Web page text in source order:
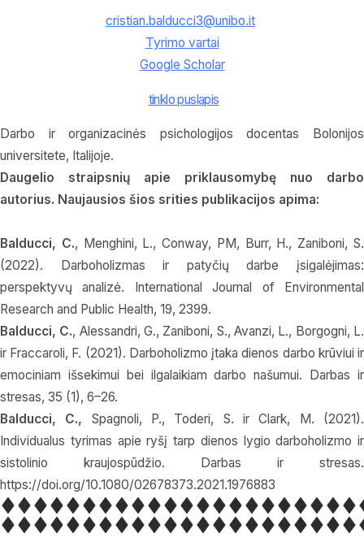
cristian.balducci3@unibo.it
Tyrimo vartai
Google Scholar
tinklo puslapis
Darbo ir organizacinės psichologijos docentas Bolonijos
universitete, Italijoje.
Daugelio straipsnių apie priklausomybę nuo darbo
autorius. Naujausios šios srities publikacijos apima:
Balducci, C., Menghini, L., Conway, PM, Burr, H., Zaniboni, S.
(2022). Darboholizmas ir patyčių darbe įsigalėjimas:
perspektyvų analizė. International Journal of Environmental
Research and Public Health, 19, 2399.
Balducci, C., Alessandri, G., Zaniboni, S., Avanzi, L., Borgogni, L.
ir Fraccaroli, F. (2021). Darboholizmo įtaka dienos darbo krūviui ir
emociniam išsekimui bei ilgalaikiam darbo našumui. Darbas ir
stresas, 35 (1), 6–26.
Balducci, C., Spagnoli, P., Toderi, S. ir Clark, M. (2021).
Individualus tyrimas apie ryšį tarp dienos lygio darboholizmo ir
sistolinio kraujospūdžio. Darbas ir stresas.
https://doi.org/10.1080/02678373.2021.1976883